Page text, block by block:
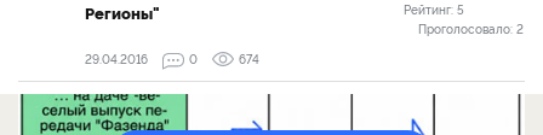
Регионы"
Рейтинг: 5
Проголосовало: 2
29.04.2016
0 674